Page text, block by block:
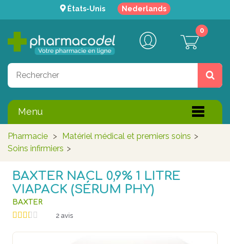
États-Unis Nederlands
0
Menu
Pharmacie > Matériel médical et premiers soins >
Soins infirmiers >
BAXTER NACL 0,9% 1 LITRE
VIAPACK (SÉRUM PHY)
BAXTER
2 avis